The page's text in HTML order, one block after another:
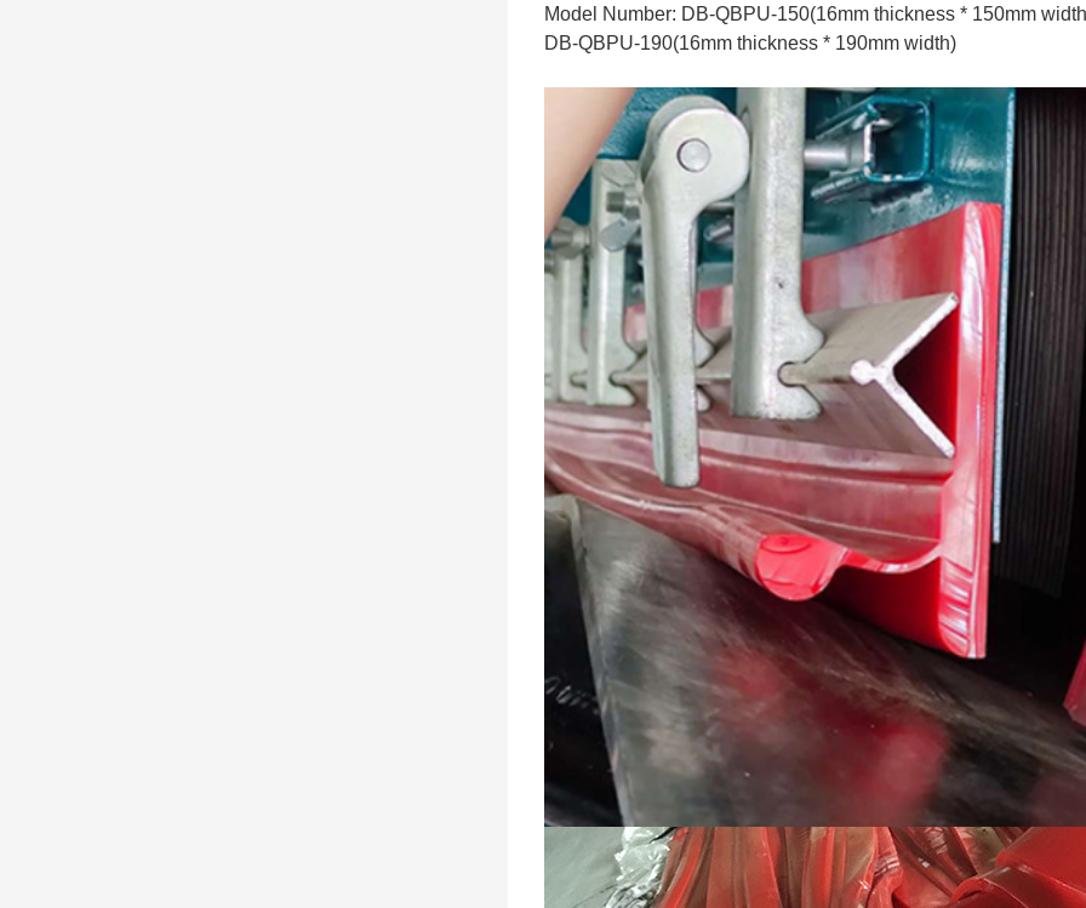
Model Number: DB-QBPU-150(16mm thickness * 150mm
DB-QBPU-190(16mm thickness * 190mm width)